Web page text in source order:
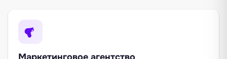
Маркетинговое агентство